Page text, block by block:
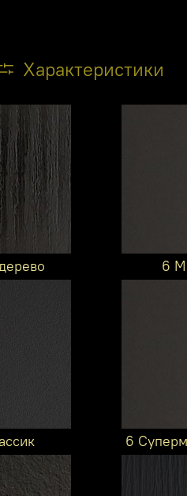
Характеристики
6
6